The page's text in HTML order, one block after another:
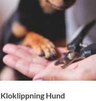
Kloklippning Hund